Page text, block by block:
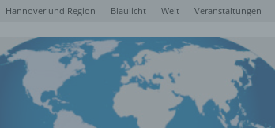
Hannover und Region Blaulicht Welt Veranstaltungen